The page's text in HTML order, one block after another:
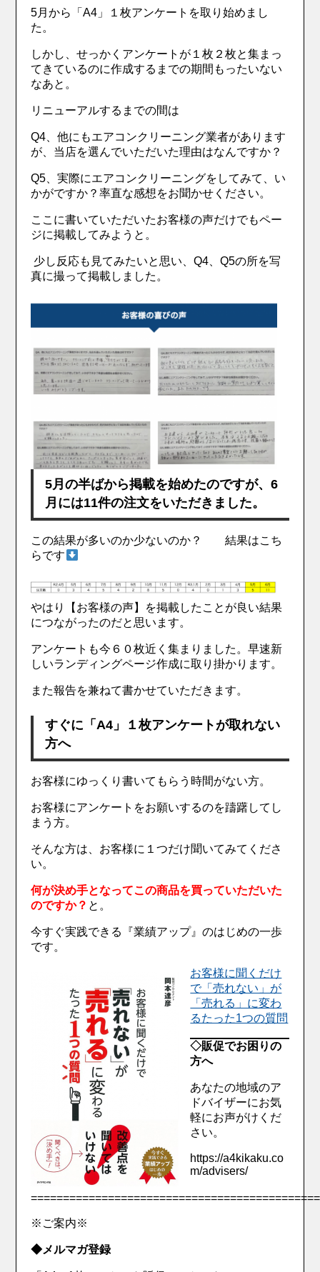
5月から「A4」１枚アンケートを取り始めまし
た。
しかし、せっかくアンケートが１枚２枚と集まっ
てきているのに作成するまでの期間もったいない
なあと。
リニューアルするまでの間は
Q4、他にもエアコンクリーニング業者があります
が、当店を選んでいただいた理由はなんですか？
Q5、実際にエアコンクリーニングをしてみて、い
かがですか？率直な感想をお聞かせください。
ここに書いていただいたお客様の声だけでもペー
ジに掲載してみようと。
少し反応も見てみたいと思い、Q4、Q5の所を写
真に撮って掲載しました。
5月の半ばから掲載を始めたのですが、6
月には11件の注文をいただきました。
この結果が多いのか少ないのか？ 結果はこち
らです
やはり【お客様の声】を掲載したことが良い結果
につながったのだと思います。
アンケートも今６０枚近く集まりました。早速新
しいランディングページ作成に取り掛かります。
また報告を兼ねて書かせていただきます。
すぐに「A4」１枚アンケートが取れない
方へ
お客様にゆっくり書いてもらう時間がない方。
お客様にアンケートをお願いするのを躊躇してし
まう方。
そんな方は、お客様に１つだけ聞いてみてくださ
い。
何が決め手となってこの商品を買っていただいた
のですか？ と。
今すぐ実践できる『業績アップ』のはじめの一歩
です。
お客様に聞くだけ
で「売れない」が
「売れる」に変わ
るたった1つの質問
◇販促でお困りの
方へ
あなたの地域のア
ドバイザーにお気
軽にお声がけくだ
さい。
https://a4kikaku.co
m/advisers/
※ご案内※
◆メルマガ登録